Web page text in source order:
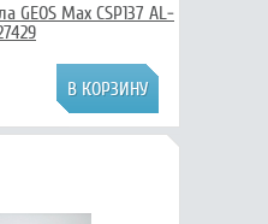
GEOS Max CSP137 AL-